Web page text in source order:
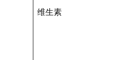
维生素